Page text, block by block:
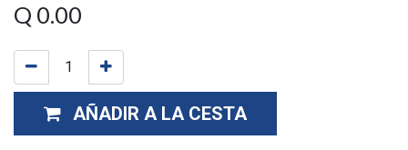
Q 0.00
AÑADIR A LA CESTA